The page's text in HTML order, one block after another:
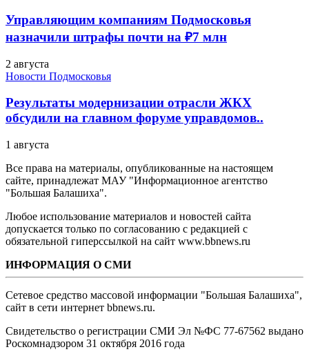
Управляющим компаниям Подмосковья
назначили штрафы почти на ₽7 млн
2 августа
Новости Подмосковья
Результаты модернизации отрасли ЖКХ
обсудили на главном форуме управдомов..
1 августа
Все права на материалы, опубликованные на настоящем
сайте, принадлежат МАУ "Информационное агентство
"Большая Балашиха".
Любое использование материалов и новостей сайта
допускается только по согласованию с редакцией с
обязательной гиперссылкой на сайт www.bbnews.ru
ИНФОРМАЦИЯ О СМИ
Сетевое средство массовой информации "Большая Балашиха",
сайт в сети интернет bbnews.ru.
Свидетельство о регистрации СМИ Эл №ФС ‎77-67562 выдано
Роскомнадзором 31 октября 2016 года